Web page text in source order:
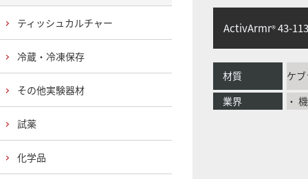
ActivArmr®43-113
材質
ケ
業界
・
ティッシュカルチャー
冷蔵・冷凍保存
その他実験器材
試薬
化学品